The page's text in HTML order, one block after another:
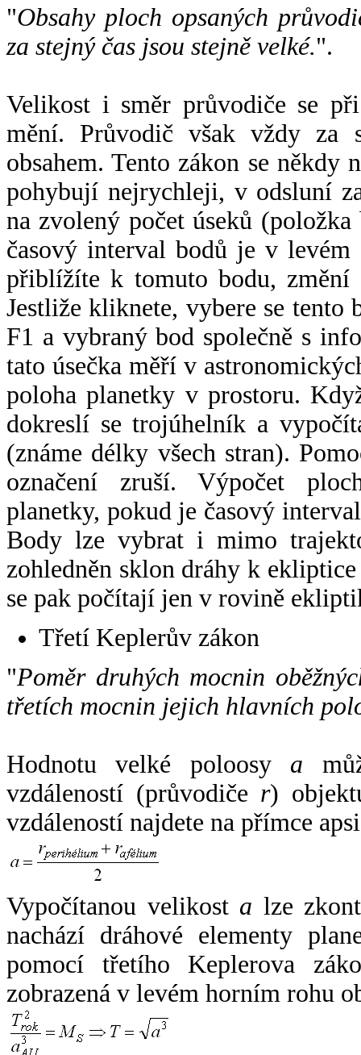
"Obsahy ploch opsaných
za stejný čas jsou stejně velké.".
Velikost i směr průvodiče se
mění. Průvodič však vždy za
obsahem. Tento zákon se někdy
pohybují nejrychleji, v odsluní
na zvolený počet úseků
časový interval bodů je v
přiblížíte k tomuto bodu,
Jestliže kliknete, vybere se tento
F1 a vybraný bod společně s
tato úsečka měří v
poloha planetky v prostoru.
dokreslí se trojúhelník a
(známe délky všech stran).
označení zruší. Výpočet
planetky, pokud je časový
Body lze vybrat i mimo
zohledněn sklon dráhy k
se pak počítají jen v rovině
Třetí Keplerův zákon
"Poměr druhých mocnin
třetích mocnin jejich hlavních
Hodnotu velké poloosy a
vzdáleností (průvodiče r)
vzdáleností najdete na přímce
Vypočítanou velikost a lze
nachází dráhové elementy
pomocí třetího Keplerova
zobrazená v levém horním rohu